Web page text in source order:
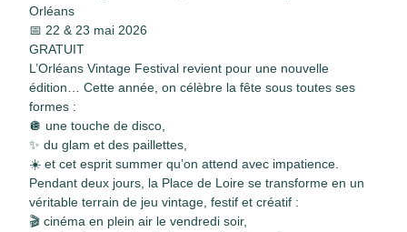
Orléans
📅 22 & 23 mai 2026
GRATUIT
L’Orléans Vintage Festival revient pour une nouvelle
édition… Cette année, on célèbre la fête sous toutes ses
formes :
🪩 une touche de disco,
✨ du glam et des paillettes,
☀️ et cet esprit summer qu’on attend avec impatience.
Pendant deux jours, la Place de Loire se transforme en un
véritable terrain de jeu vintage, festif et créatif :
🎬 cinéma en plein air le vendredi soir,